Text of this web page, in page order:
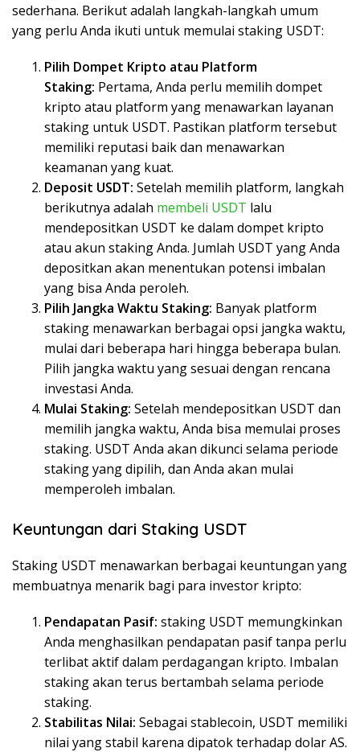
sederhana. Berikut adalah langkah-langkah umum
yang perlu Anda ikuti untuk memulai staking USDT:
Pilih Dompet Kripto atau Platform
Staking: Pertama, Anda perlu memilih dompet
kripto atau platform yang menawarkan layanan
staking untuk USDT. Pastikan platform tersebut
memiliki reputasi baik dan menawarkan
keamanan yang kuat.
Deposit USDT: Setelah memilih platform, langkah
berikutnya adalah membeli USDT lalu
mendepositkan USDT ke dalam dompet kripto
atau akun staking Anda. Jumlah USDT yang Anda
depositkan akan menentukan potensi imbalan
yang bisa Anda peroleh.
Pilih Jangka Waktu Staking: Banyak platform
staking menawarkan berbagai opsi jangka waktu,
mulai dari beberapa hari hingga beberapa bulan.
Pilih jangka waktu yang sesuai dengan rencana
investasi Anda.
Mulai Staking: Setelah mendepositkan USDT dan
memilih jangka waktu, Anda bisa memulai proses
staking. USDT Anda akan dikunci selama periode
staking yang dipilih, dan Anda akan mulai
memperoleh imbalan.
Keuntungan dari Staking USDT
Staking USDT menawarkan berbagai keuntungan yang
membuatnya menarik bagi para investor kripto:
Pendapatan Pasif: staking USDT memungkinkan
Anda menghasilkan pendapatan pasif tanpa perlu
terlibat aktif dalam perdagangan kripto. Imbalan
staking akan terus bertambah selama periode
staking.
Stabilitas Nilai: Sebagai stablecoin, USDT memiliki
nilai yang stabil karena dipatok terhadap dolar AS.